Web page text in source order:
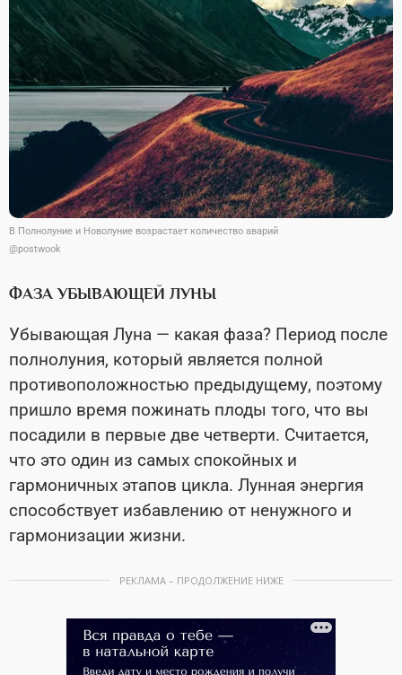
В Полнолуние и Новолуние возрастает количество аварий
@postwook
ФАЗА УБЫВАЮЩЕЙ ЛУНЫ
Убывающая Луна — какая фаза? Период после
полнолуния, который является полной
противоположностью предыдущему, поэтому
пришло время пожинать плоды того, что вы
посадили в первые две четверти. Считается,
что это один из самых спокойных и
гармоничных этапов цикла. Лунная энергия
способствует избавлению от ненужного и
гармонизации жизни.
РЕКЛАМА – ПРОДОЛЖЕНИЕ НИЖЕ